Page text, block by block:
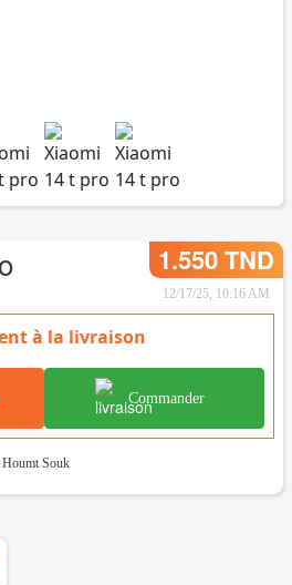
1.550 TND
12/17/25, 10:16 AM
à la livraison
Commander
Houmt Souk